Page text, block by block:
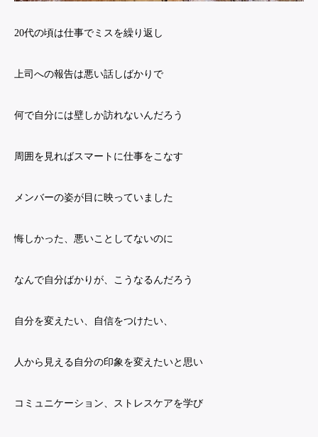
20代の頃は仕事でミスを繰り返し
上司への報告は悪い話しばかりで
何で自分には壁しか訪れないんだろう
周囲を見ればスマートに仕事をこなす
メンバーの姿が目に映っていました
悔しかった、悪いことしてないのに
なんで自分ばかりが、こうなるんだろう
自分を変えたい、自信をつけたい、
人から見える自分の印象を変えたいと思い
コミュニケーション、ストレスケアを学び